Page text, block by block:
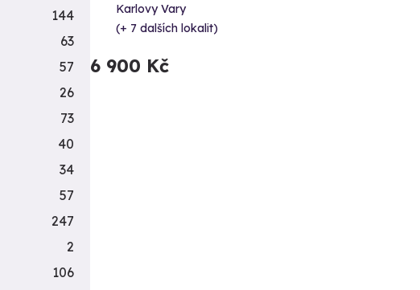
Karlovy Vary
(+ 7 dalších lokalit)
6 900 Kč
144
63
57
26
73
40
34
57
247
2
106